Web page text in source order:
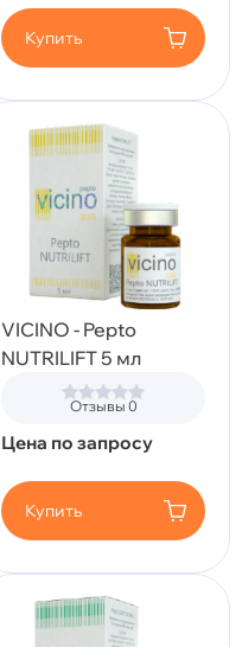
Купить
VICINO - Pepto
NUTRILIFT 5 мл
Отзывы 0
Цена по запросу
Купить